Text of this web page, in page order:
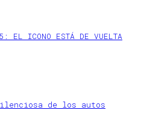
ICONO ESTÁ DE VUELTA
de los autos